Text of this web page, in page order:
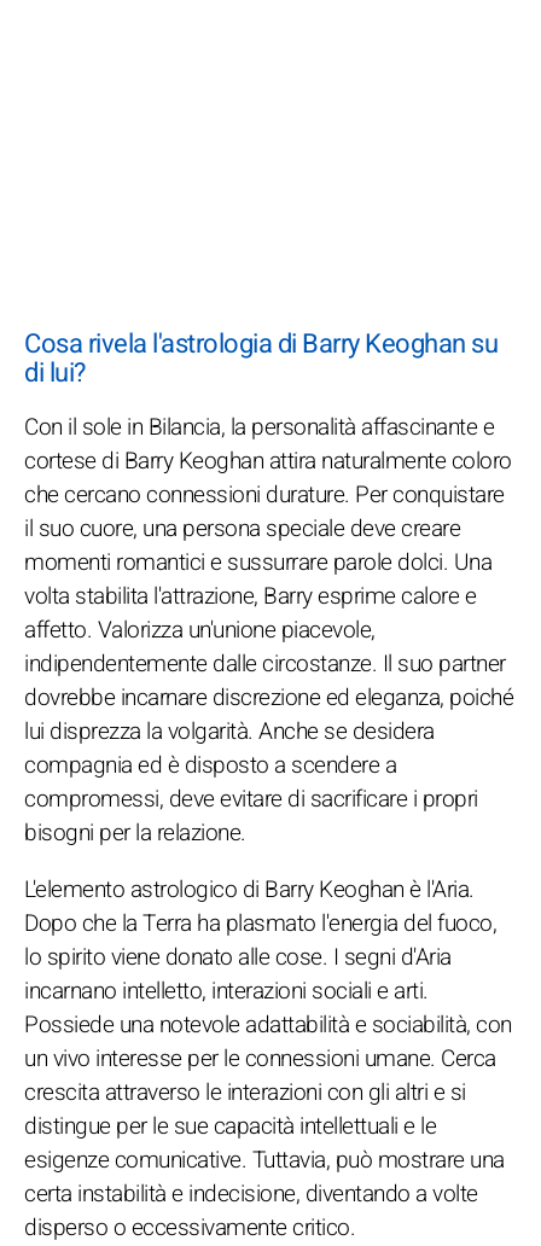
Cosa rivela l'astrologia di Barry Keoghan su
di lui?
Con il sole in Bilancia, la personalità affascinante e
cortese di Barry Keoghan attira naturalmente coloro
che cercano connessioni durature. Per conquistare
il suo cuore, una persona speciale deve creare
momenti romantici e sussurrare parole dolci. Una
volta stabilita l'attrazione, Barry esprime calore e
affetto. Valorizza un'unione piacevole,
indipendentemente dalle circostanze. Il suo partner
dovrebbe incarnare discrezione ed eleganza, poiché
lui disprezza la volgarità. Anche se desidera
compagnia ed è disposto a scendere a
compromessi, deve evitare di sacrificare i propri
bisogni per la relazione.
L'elemento astrologico di Barry Keoghan è l'Aria.
Dopo che la Terra ha plasmato l'energia del fuoco,
lo spirito viene donato alle cose. I segni d'Aria
incarnano intelletto, interazioni sociali e arti.
Possiede una notevole adattabilità e sociabilità, con
un vivo interesse per le connessioni umane. Cerca
crescita attraverso le interazioni con gli altri e si
distingue per le sue capacità intellettuali e le
esigenze comunicative. Tuttavia, può mostrare una
certa instabilità e indecisione, diventando a volte
disperso o eccessivamente critico.